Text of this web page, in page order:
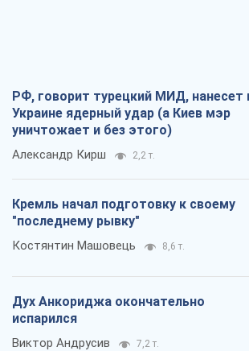
РФ, говорит турецкий МИД, нанесет
Украине ядерный удар (а Киев мэр
уничтожает и без этого)
Александр Кирш 2,2 т.
Кремль начал подготовку к своему
"последнему рывку"
Костянтин Машовець 8,6 т.
Дух Анкориджа окончательно
испарился
Виктор Андрусив 7,2 т.